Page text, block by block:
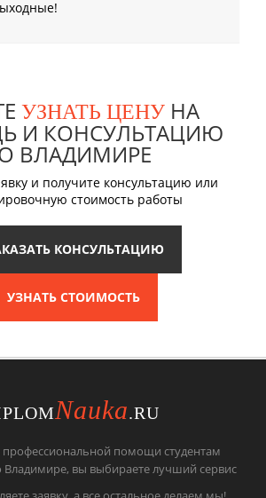
УЗНАТЬ ЦЕНУНА
И КОНСУЛЬТАЦИЮ
ВЛАДИМИРЕ
и получите консультацию или
стоимость работы
КОНСУЛЬТАЦИЮ
УЗНАТЬ СТОИМОСТЬ
Nauka.RU
помощи студентам
вы выбираете лучший сервис